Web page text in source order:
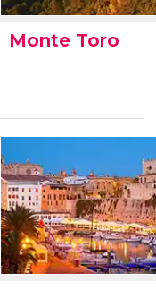
Monte Toro